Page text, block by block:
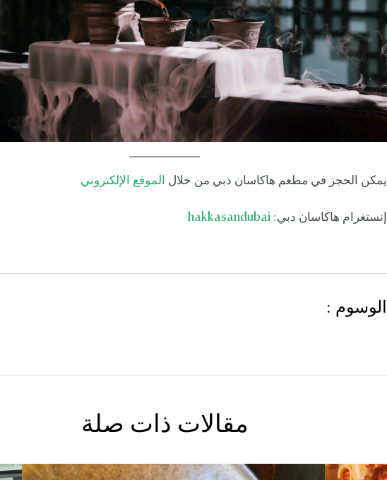
يمكن الحجز في مطعم هاكاسان دبي من خلال الموقع الإلكتروني
إنستغرام هاكاسان دبي: hakkasandubai
الوسوم :
مقالات ذات صلة